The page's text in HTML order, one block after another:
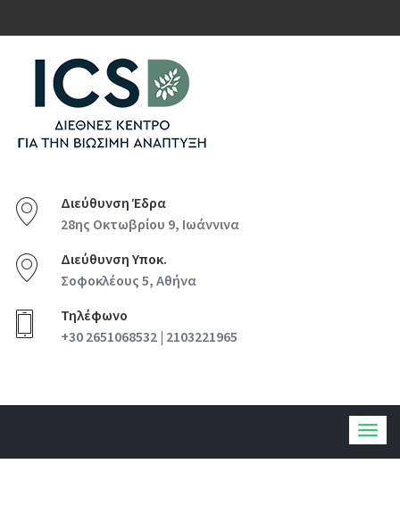
Διεύθυνση Έδρα
28ης Οκτωβρίου 9, Ιωάννινα
Διεύθυνση Υποκ.
Σοφοκλέους 5, Αθήνα
Τηλέφωνο
+30 2651068532 | 2103221965